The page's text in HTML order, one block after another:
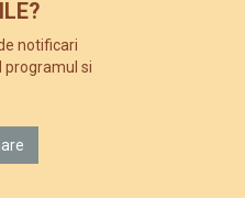
notificari
programul si